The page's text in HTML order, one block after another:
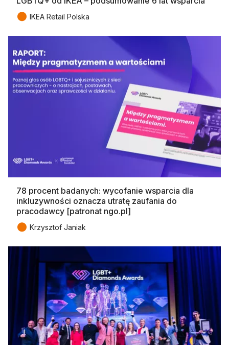
● IKEA Retail Polska
78 procent badanych: wycofanie wsparcia dla
inkluzywności oznacza utratę zaufania do
pracodawcy [patronat ngo.pl]
● Krzysztof Janiak